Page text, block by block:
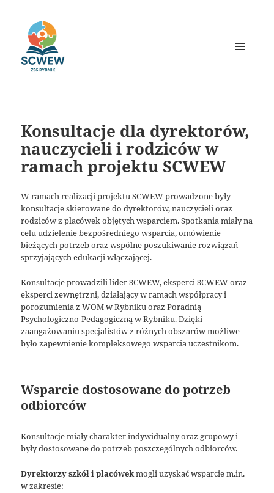
Konsultacje dla dyrektorów,
nauczycieli i rodziców w
ramach projektu SCWEW
W ramach realizacji projektu SCWEW prowadzone były
konsultacje skierowane do dyrektorów, nauczycieli oraz
rodziców z placówek objętych wsparciem. Spotkania miały na
celu udzielenie bezpośredniego wsparcia, omówienie
bieżących potrzeb oraz wspólne poszukiwanie rozwiązań
sprzyjających edukacji włączającej.
Konsultacje prowadzili lider SCWEW, eksperci SCWEW oraz
eksperci zewnętrzni, działający w ramach współpracy i
porozumienia z WOM w Rybniku oraz Poradnią
Psychologiczno-Pedagogiczną w Rybniku. Dzięki
zaangażowaniu specjalistów z różnych obszarów możliwe
było zapewnienie kompleksowego wsparcia uczestnikom.
Wsparcie dostosowane do potrzeb
odbiorców
Konsultacje miały charakter indywidualny oraz grupowy i
były dostosowane do potrzeb poszczególnych odbiorców.
Dyrektorzy szkół i placówekmogli uzyskać wsparcie m.in.
w zakresie: